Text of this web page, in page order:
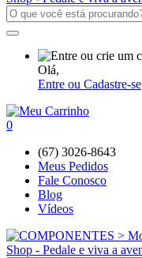
Olá,
Entre ou Cadastre-se
0
(67) 3026-8643
Meus Pedidos
Fale Conosco
Blog
Vídeos